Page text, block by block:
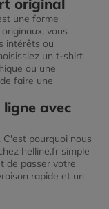
original
une forme
vous
intérêts ou
un t-shirt
ou une
faire une
avec
pourquoi nous
helline.fr simple
de passer votre
rapide et un